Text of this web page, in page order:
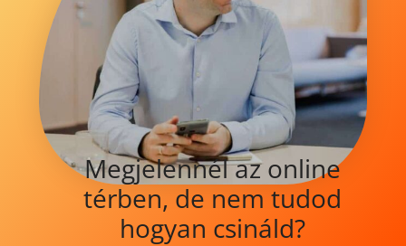
Megjelennél az online
térben, de nem tudod
hogyan csináld?